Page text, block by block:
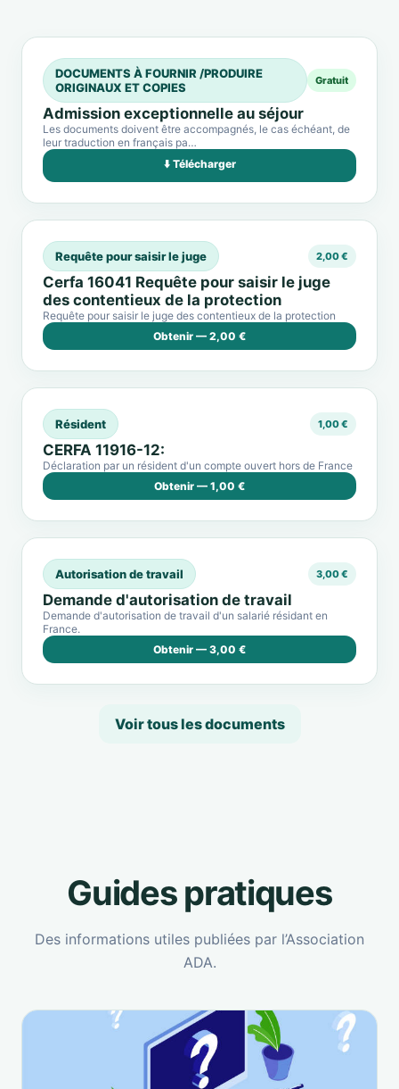
DOCUMENTS À FOURNIR /PRODUIRE
ORIGINAUX ET COPIES
Gratuit
Admission exceptionnelle au séjour
Les documents doivent être accompagnés, le cas échéant, de
leur traduction en français pa…
⬇️ Télécharger
Requête pour saisir le juge 2,00 €
Cerfa 16041 Requête pour saisir le juge
des contentieux de la protection
Requête pour saisir le juge des contentieux de la protection
Obtenir — 2,00 €
Résident 1,00 €
CERFA 11916-12:
Déclaration par un résident d'un compte ouvert hors de France
Obtenir — 1,00 €
Autorisation de travail 3,00 €
Demande d'autorisation de travail
Demande d'autorisation de travail d'un salarié résidant en
France.
Obtenir — 3,00 €
Voir tous les documents
Guides pratiques
Des informations utiles publiées par l’Association
ADA.